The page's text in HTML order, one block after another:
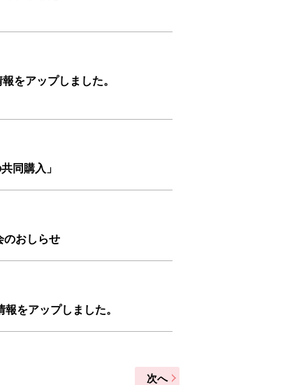
をアップしました。
同購入」
のおしらせ
をアップしました。
次へ